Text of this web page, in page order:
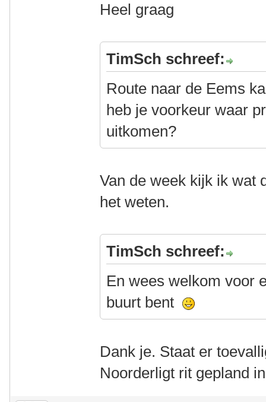
Heel graag
TimSch schreef:
Route naar de Eems
heb je voorkeur waar
uitkomen?
Van de week kijk ik wat
het weten.
TimSch schreef:
En wees welkom voor
buurt bent
Dank je. Staat er
Noorderligt rit gepland